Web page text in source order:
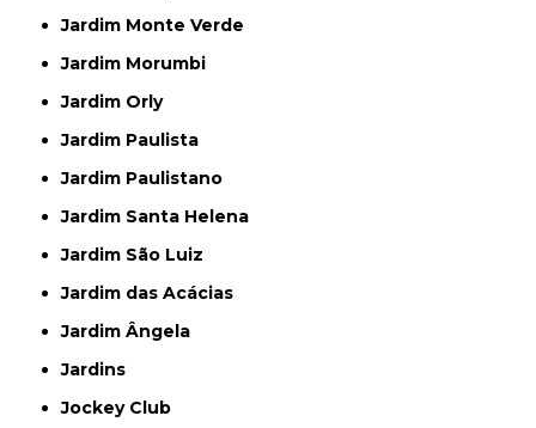
Jardim Monte Verde
Jardim Morumbi
Jardim Orly
Jardim Paulista
Jardim Paulistano
Jardim Santa Helena
Jardim São Luiz
Jardim das Acácias
Jardim Ângela
Jardins
Jockey Club